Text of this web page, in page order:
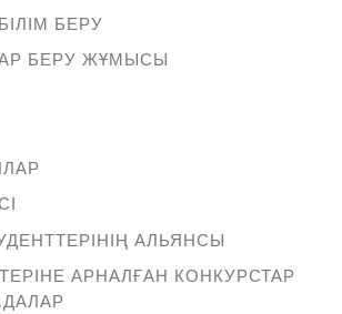
БЕРУ
БЕРУ ЖҰМЫСЫ
АЛЬЯНСЫ
АРНАЛҒАН КОНКУРСТАР